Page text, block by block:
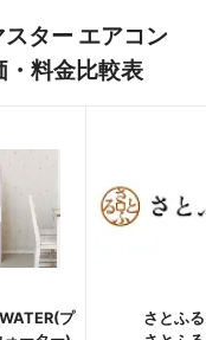
ター エアコン
・料金比較表
プ
さとふる